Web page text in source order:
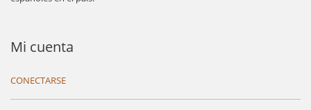
Mi cuenta
CONECTARSE